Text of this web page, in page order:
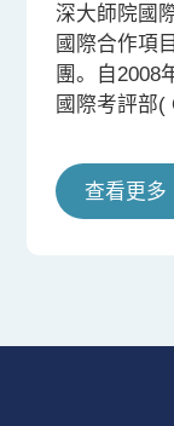
深大師院國
國際合作項
團。自2008
國際考評部(
- IGCSE 和
及托福等多
一步地提升
查看更多